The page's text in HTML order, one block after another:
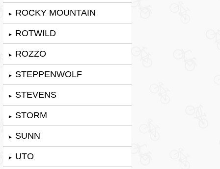
► ROCKY MOUNTAIN
► ROTWILD
► ROZZO
► STEPPENWOLF
► STEVENS
► STORM
► SUNN
► UTO